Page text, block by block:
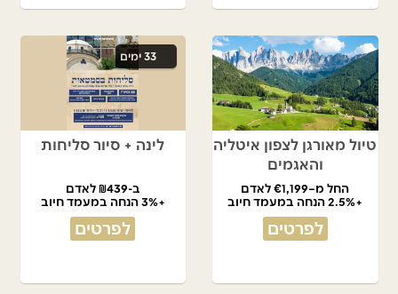
טיול מאורגן לצפון איטליה
והאגמים
החל מ–€1,199 לאדם
+2.5% הנחה במעמד חיוב
לפרטים
לינה + סיור סליחות
ב-₪439 לאדם
+3% הנחה במעמד חיוב
לפרטים